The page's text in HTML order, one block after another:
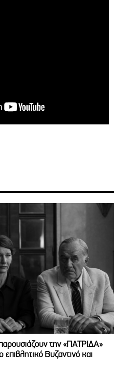
την «ΠΑΤΡΙΔΑ»
Βυζαντινό και